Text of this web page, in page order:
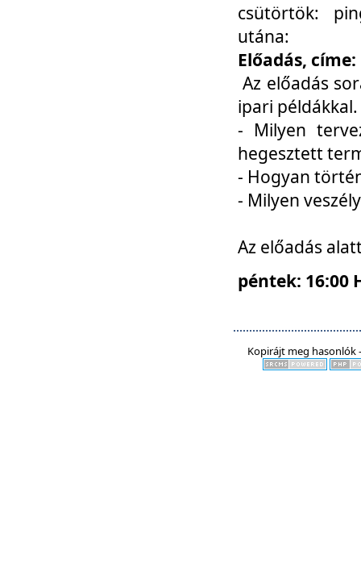
csütörtök:
utána:
Előadás,
Az előadás
ipari
- Milyen
hegesztett
- Hogyan
- Milyen
Az előadás
péntek: 16:00
Kopirájt meg hasonlók